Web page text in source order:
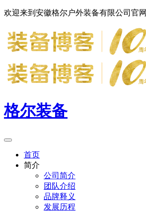
欢迎来到安徽格尔户外装备有限公司官网
格尔装备
首页
简介
公司简介
团队介绍
品牌释义
发展历程